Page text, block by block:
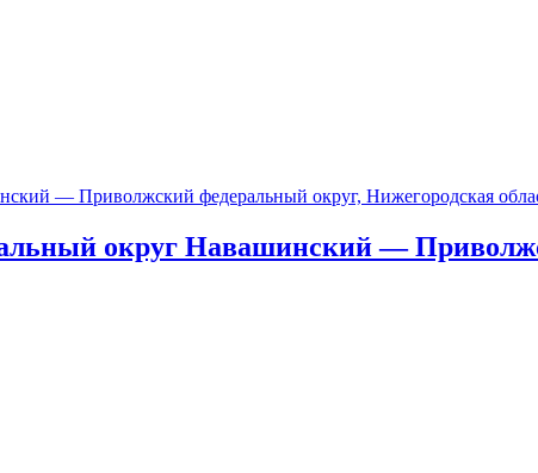
округ Навашинский —